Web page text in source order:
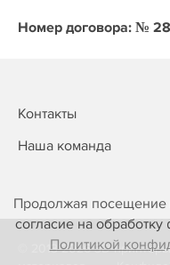
Продолжая посещение
согласие на
Политикой
Номер договора: №
Контакты
Наша команда
© 2013-2026 3D-